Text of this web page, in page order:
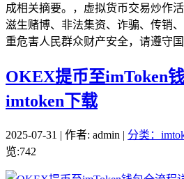
成相关摘要。，虚拟货币交易炒作
滋生赌博、非法集资、诈骗、传销
重危害人民群众财产安全，请遵守
OKEX提币至imToken
imtoken下载
2025-07-31 | 作者: admin | 分类：
览:742